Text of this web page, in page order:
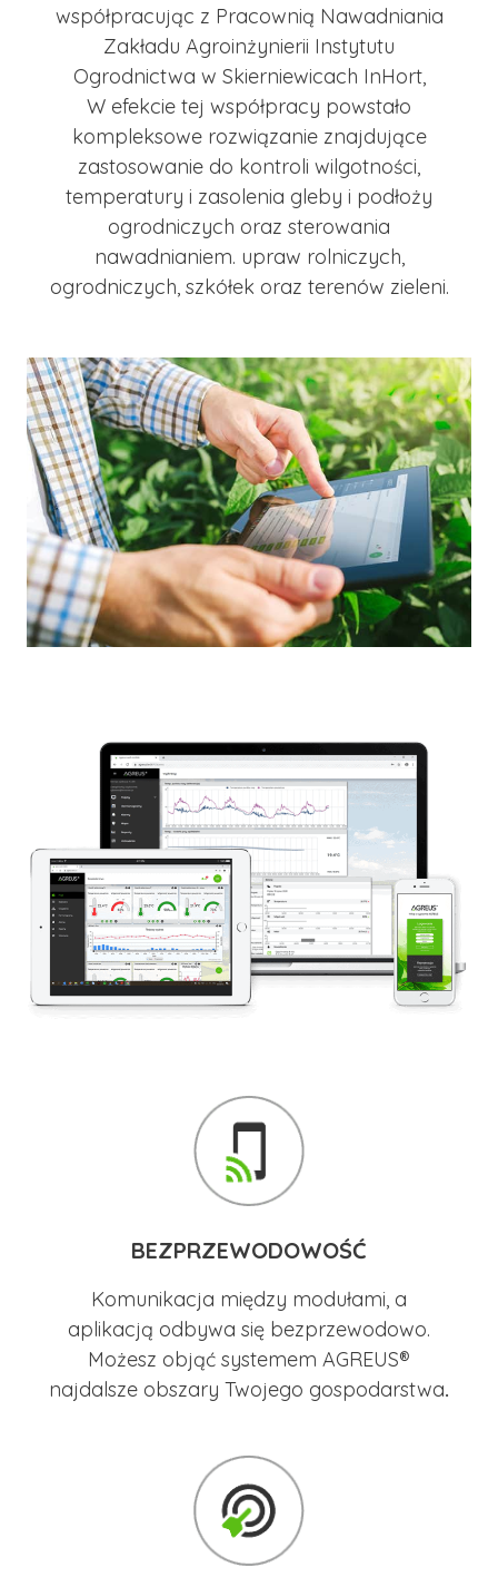
współpracując z Pracownią Nawadniania
Zakładu Agroinżynierii Instytutu
Ogrodnictwa w Skierniewicach InHort,
W efekcie tej współpracy powstało
kompleksowe rozwiązanie znajdujące
zastosowanie do kontroli wilgotności,
temperatury i zasolenia gleby i podłoży
ogrodniczych oraz sterowania
nawadnianiem. upraw rolniczych,
ogrodniczych, szkółek oraz terenów zieleni.
BEZPRZEWODOWOŚĆ
Komunikacja między modułami, a
aplikacją odbywa się bezprzewodowo.
Możesz objąć systemem AGREUS®
najdalsze obszary Twojego gospodarstwa.